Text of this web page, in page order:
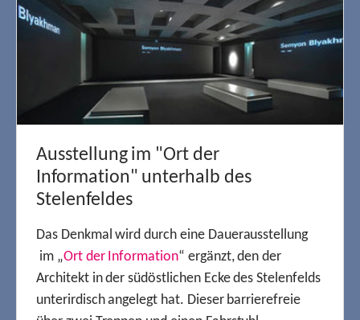
Ausstellung im "Ort der
Information" unterhalb des
Stelenfeldes
Das Denkmal wird durch eine Dauerausstellung
im „Ort der Information“ ergänzt, den der
Architekt in der südöstlichen Ecke des Stelenfelds
unterirdisch angelegt hat. Dieser barrierefreie